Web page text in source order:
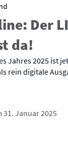
Der
da!
Jahres 2025 ist
rein digitale
Januar 2025